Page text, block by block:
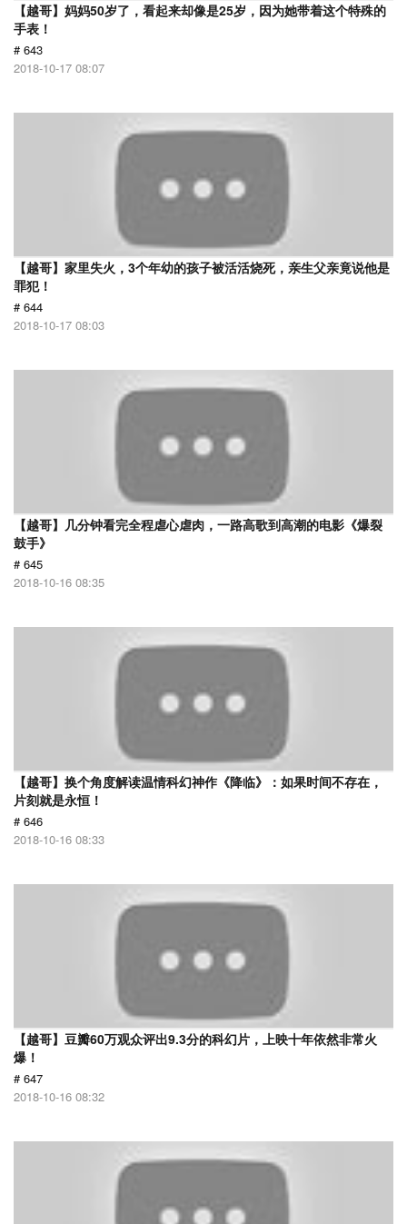
【越哥】妈妈50岁了，看起来却像是25岁，因为她带着这个特殊的
手表！
# 643
2018-10-17 08:07
【越哥】家里失火，3个年幼的孩子被活活烧死，亲生父亲竟说他是
罪犯！
# 644
2018-10-17 08:03
【越哥】几分钟看完全程虐心虐肉，一路高歌到高潮的电影《爆裂
鼓手》
# 645
2018-10-16 08:35
【越哥】换个角度解读温情科幻神作《降临》：如果时间不存在，
片刻就是永恒！
# 646
2018-10-16 08:33
【越哥】豆瓣60万观众评出9.3分的科幻片，上映十年依然非常火
爆！
# 647
2018-10-16 08:32